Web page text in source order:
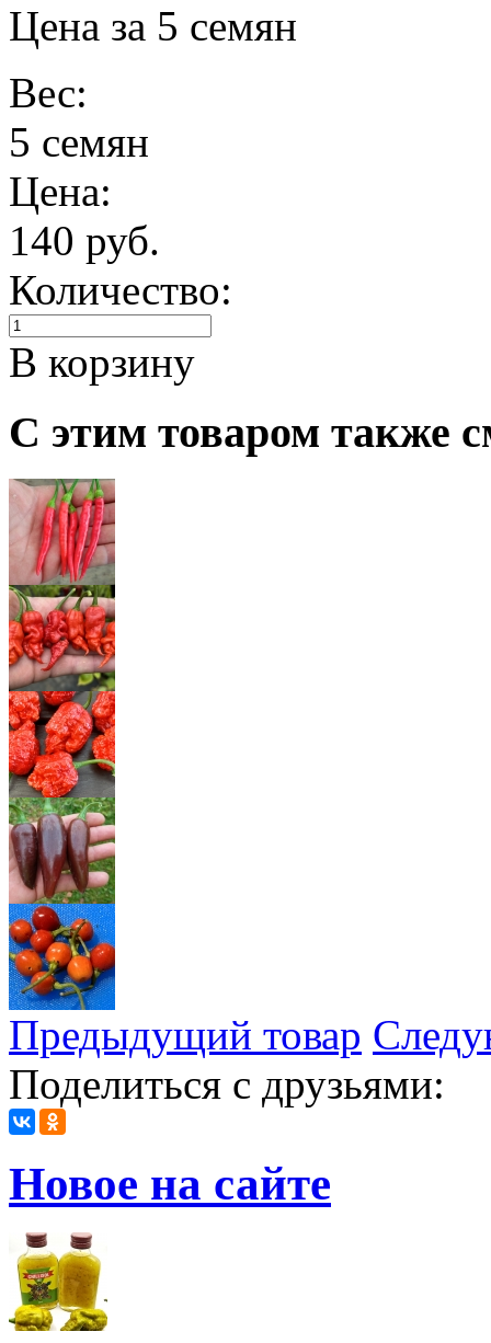
Цена за 5 семян
Вес:
5 семян
Цена:
140 руб.
Количество:
В корзину
С этим товаром также
Предыдущий товар
Поделиться с друзьями:
Новое на сайте